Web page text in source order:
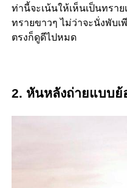
ท่านี้จะเน้นให้เห็นเป็นทรา
ทรายขาวๆ ไม่ว่าจะนั่งพับ
ตรงก็ดูดีไปหมด
2. หันหลังถ่ายแบบย้